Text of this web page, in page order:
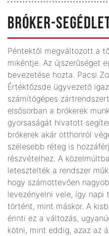
BRÓKER-
Péntektől megváltozott a
mikéntje. Az újszerűséget
bevezetése hozta. Pacsi
Értéktőzsde ügyvezető
számítógépes
elsősorban a brókerek
gyorsaságát hivatott
brókerek akár otthonról
szélesebb réteg is
részvételhez. A
letesztelték a rendszer
hogy számottevően
levezényelni vele, így napi
történt, mint máskor. A
érinti ez a változás,
kötni, mint eddig, azaz az